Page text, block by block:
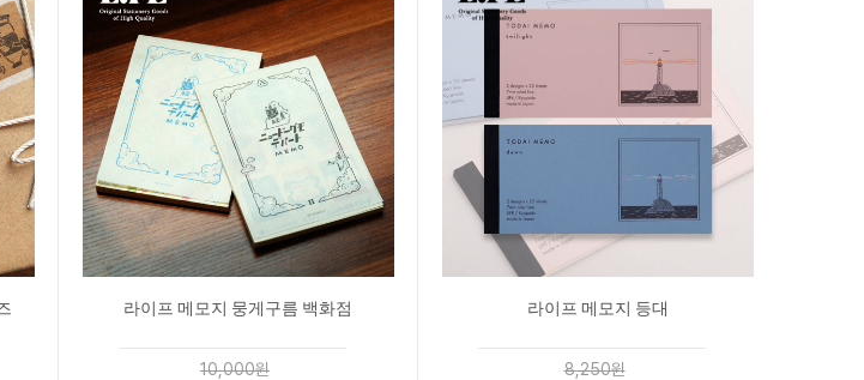
라이프 메모지 뭉게구름 백화점
10,000원
라이프 메모지 등대
8,250원